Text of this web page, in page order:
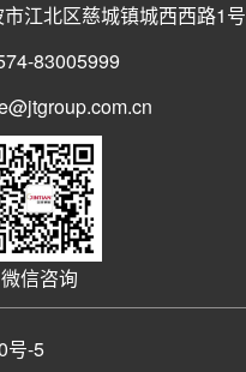
江北区慈城镇城西西路1号
83005999
微信咨询
号-5